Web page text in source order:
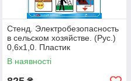
Стенд. Электробезопасность
в сельском хозяйстве. (Рус.)
0,6х1,0. Пластик
В наявності